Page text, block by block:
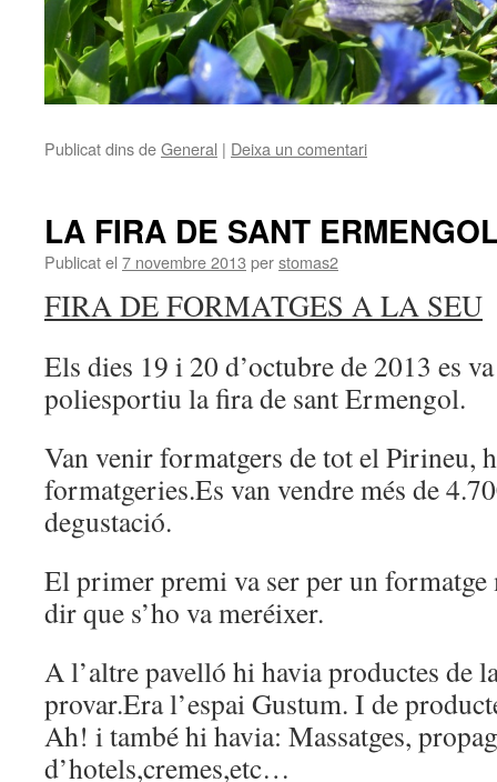
Publicat dins deGeneral | Deixa un comentari
LA FIRA DE SANT
Publicat el 7 novembre 2013 perstomas2
FIRA DE FORMATGES A LA SEU
Els dies 19 i 20 d’octubre de 2013 es
poliesportiu la fira de sant Ermengol.
Van venir formatgers de tot el Pirineu,
formatgeries.Es van vendre més de
degustació.
El primer premi va ser per un
dir que s’ho va meréixer.
A l’altre pavelló hi havia productes de
provar.Era l’espai Gustum. I de
Ah! i també hi havia: Massatges,
d’hotels,cremes,etc…